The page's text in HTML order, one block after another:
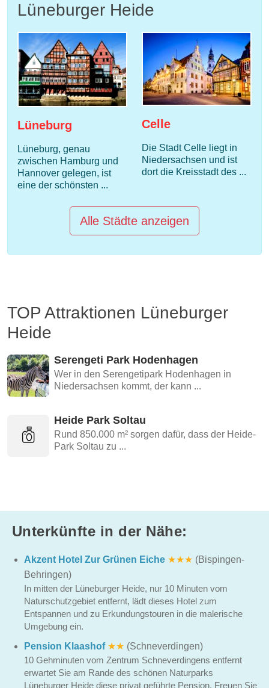
Lüneburger Heide
Lüneburg
Lüneburg, genau
zwischen Hamburg und
Hannover gelegen, ist
eine der schönsten ...
Celle
Die Stadt Celle liegt in
Niedersachsen und ist
dort die Kreisstadt des ...
Alle Städte anzeigen
TOP Attraktionen Lüneburger
Heide
Serengeti Park Hodenhagen
Wer in den Serengetipark Hodenhagen in
Niedersachsen kommt, der kann ...
Heide Park Soltau
Rund 850.000 m² sorgen dafür, dass der Heide-
Park Soltau zu ...
Unterkünfte in der Nähe:
Akzent Hotel Zur Grünen Eiche ★★★ (Bispingen-
Behringen)
In mitten der Lüneburger Heide, nur 10 Minuten vom
Naturschutzgebiet entfernt, lädt dieses Hotel zum
Entspannen und zu Erkundungstouren in die malerische
Umgebung ein.
Pension Klaashof ★★ (Schneverdingen)
10 Gehminuten vom Zentrum Schneverdingens entfernt
erwartet Sie am Rande des schönen Naturparks
Lüneburger Heide diese privat geführte Pension. Freuen Sie